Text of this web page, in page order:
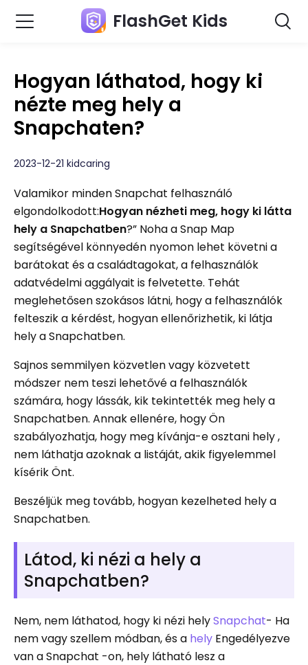
FlashGet Kids
Hogyan láthatod, hogy ki
nézte meg hely a
Snapchaten?
2023-12-21 kidcaring
Valamikor minden Snapchat felhasználó
elgondolkodott:Hogyan nézheti meg, hogy ki látta
hely a Snapchatben?” Noha a Snap Map
segítségével könnyedén nyomon lehet követni a
barátokat és a családtagokat, a felhasználók
adatvédelmi aggályait is felvetette. Tehát
meglehetősen szokásos látni, hogy a felhasználók
felteszik a kérdést, hogyan ellenőrizhetik, ki látja
hely a Snapchatben.
Sajnos semmilyen közvetlen vagy közvetett
módszer nem teszi lehetővé a felhasználók
számára, hogy lássák, kik tekintették meg hely a
Snapchatben. Annak ellenére, hogy Ön
szabályozhatja, hogy meg kívánja-e osztani hely ,
nem láthatja azoknak a listáját, akik figyelemmel
kísérik Önt.
Beszéljük meg tovább, hogyan kezelheted hely a
Snapchatben.
Látod, ki nézi a hely a
Snapchatben?
Nem, nem láthatod, hogy ki nézi helySnapchat- Ha
nem vagy szellem módban, és a hely Engedélyezve
van a Snapchat -on, hely látható lesz a